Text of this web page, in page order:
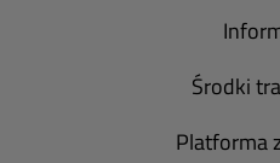
Środki
Platforma